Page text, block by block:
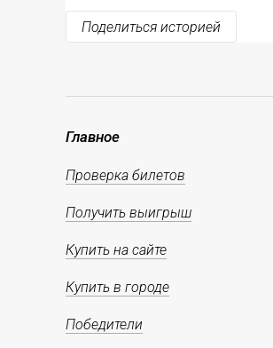
Поделиться историей
Главное
Проверка билетов
Получить выигрыш
Купить на сайте
Купить в городе
Победители